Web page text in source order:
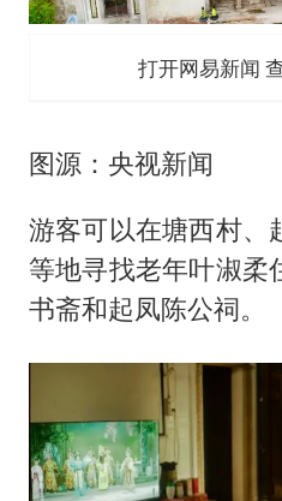
打开网易新闻
图源：央视新闻
游客可以在塘西村、
等地寻找老年叶淑柔
书斋和起凤陈公祠。